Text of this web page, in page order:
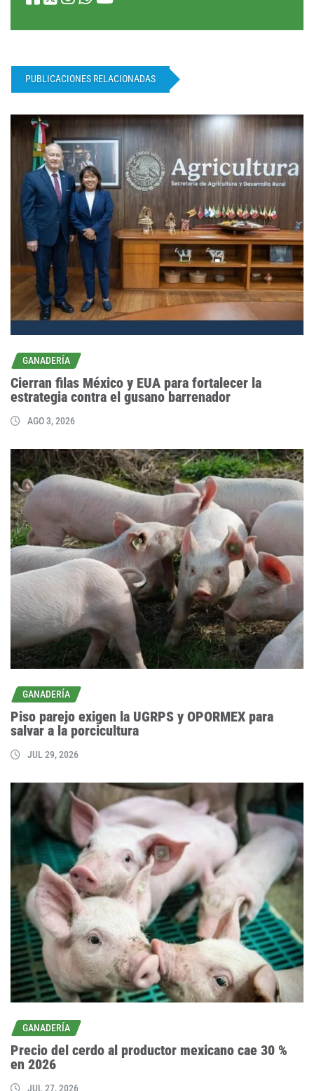
PUBLICACIONES RELACIONADAS
GANADERÍA
Cierran filas México y EUA para fortalecer la
estrategia contra el gusano barrenador
AGO 3, 2026
GANADERÍA
Piso parejo exigen la UGRPS y OPORMEX para
salvar a la porcicultura
JUL 29, 2026
GANADERÍA
Precio del cerdo al productor mexicano cae 30 %
en 2026
JUL 27, 2026